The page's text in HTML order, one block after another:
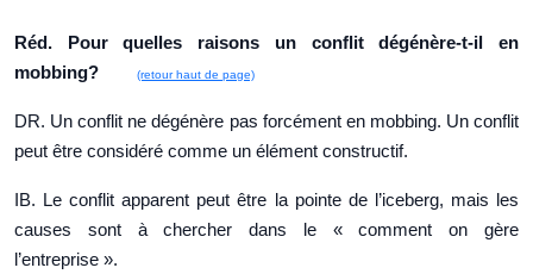
Réd. Pour quelles raisons un conflit dégénère-t-il en
mobbing?
(retour haut de page)
DR. Un conflit ne dégénère pas forcément en mobbing. Un conflit
peut être considéré comme un élément constructif.
IB. Le conflit apparent peut être la pointe de l’iceberg, mais les
causes sont à chercher dans le « comment on gère
l’entreprise ».